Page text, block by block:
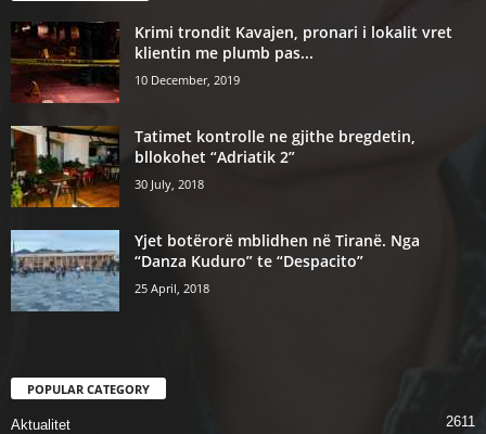
Krimi trondit Kavajen, pronari i lokalit vret
klientin me plumb pas...
10 December, 2019
Tatimet kontrolle ne gjithe bregdetin,
bllokohet “Adriatik 2”
30 July, 2018
Yjet botërorë mblidhen në Tiranë. Nga
“Danza Kuduro” te “Despacito”
25 April, 2018
POPULAR CATEGORY
Aktualitet 2611